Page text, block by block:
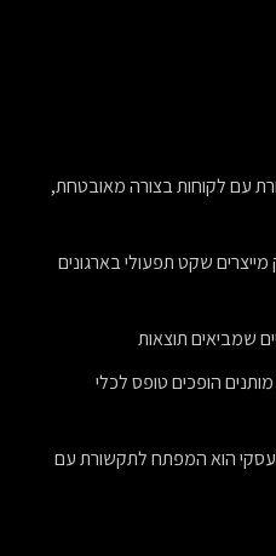
עם לקוחות בצורה מאובטחת,
שקט תפעולי בארגונים
שמביאים תוצאות
הופכים טופס לכלי
עסקי הוא המפתח לתקשורת עם